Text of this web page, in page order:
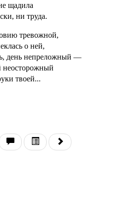
щадила
ни труда.
тревожной,
о ней,
день непреложный —
неосторожный
твоей...